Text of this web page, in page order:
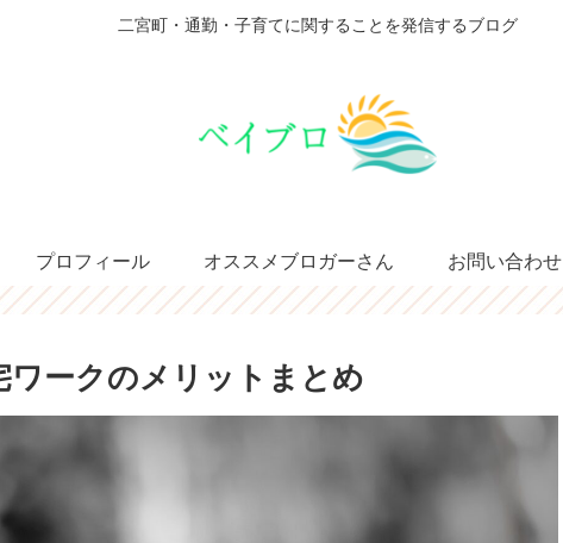
二宮町・通勤・子育てに関することを発信するブログ
プロフィール オススメブロガーさん お問い合わせ
ワークのメリットまとめ